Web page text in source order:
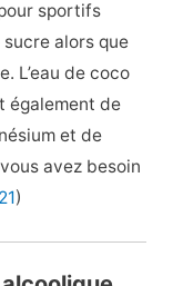
sportifs
alors que
L’eau de coco
également de
et de
avez besoin
)